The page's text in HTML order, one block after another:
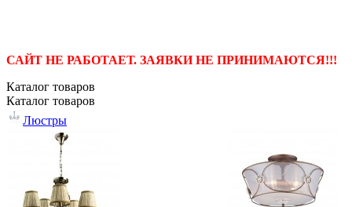
САЙТ НЕ РАБОТАЕТ. ЗАЯВКИ НЕ ПРИНИМАЮТСЯ!!!
Каталог товаров
Каталог товаров
Люстры